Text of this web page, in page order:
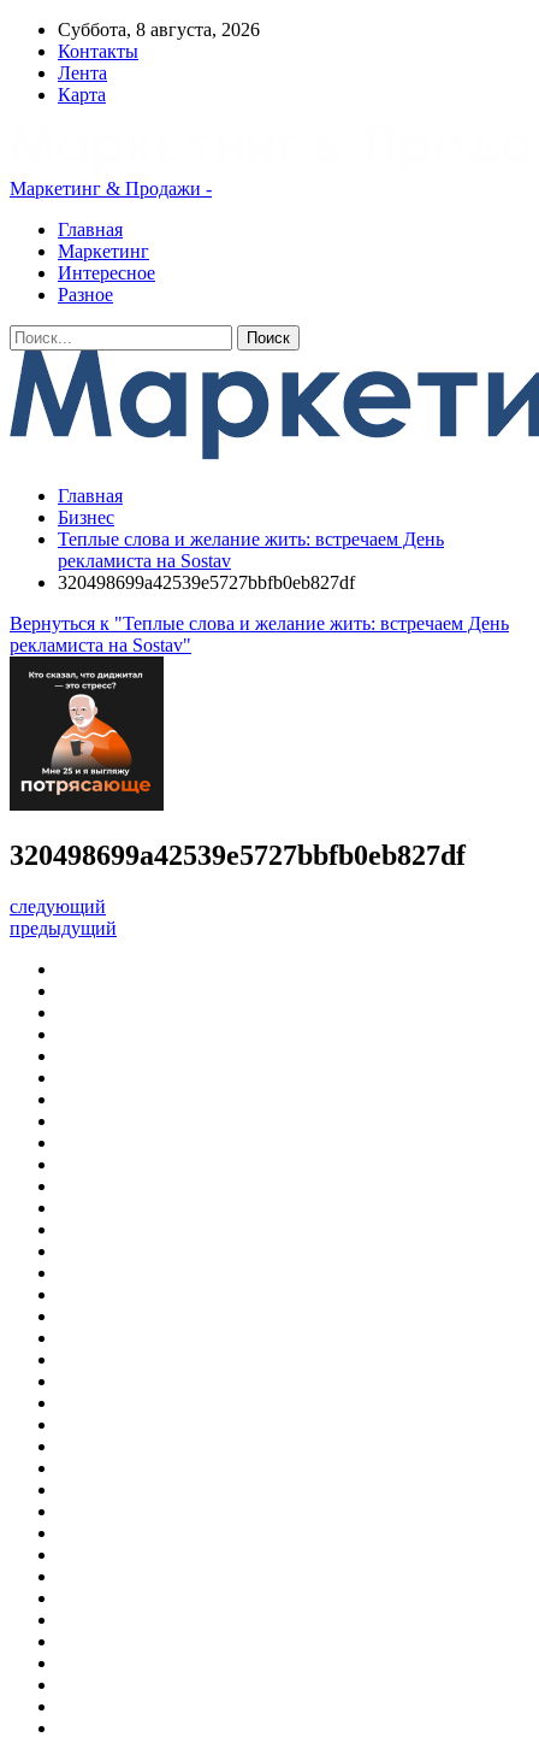
Суббота, 8 августа, 2026
Контакты
Лента
Карта
Маркетинг & Продажи -
Главная
Маркетинг
Интересное
Разное
Главная
Бизнес
Теплые слова и желание жить: встречаем День
рекламиста на Sostav
320498699a42539e5727bbfb0eb827df
Вернуться к "Теплые слова и желание жить: встречаем День
рекламиста на Sostav"
320498699a42539e5727bbfb0eb827df
следующий
предыдущий